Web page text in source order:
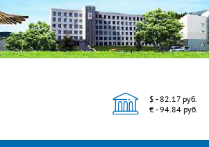
$ - 82.17 руб.
€ - 94.84 руб.